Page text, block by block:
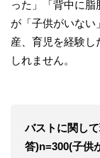
った」「背中に
が「子供がいない
産、育児を経験し
しれません。
バストに関し
答)n=300(子供